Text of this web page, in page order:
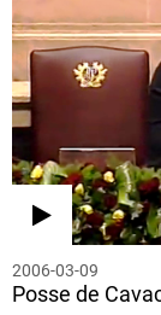
2006-03-09
Posse de